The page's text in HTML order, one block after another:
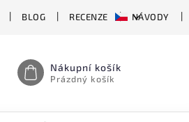
BLOG RECENZE NÁVODY
Nákupní košík
Prázdný košík